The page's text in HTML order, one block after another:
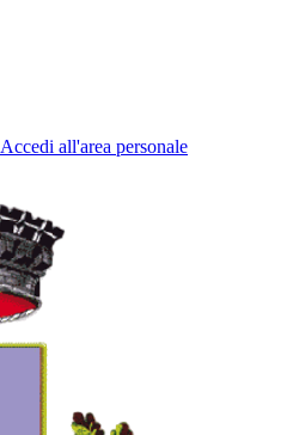
Accedi all'area personale